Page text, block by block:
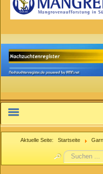
IFMN.net
Aktuelle Seite: Startseite
Suchen
...